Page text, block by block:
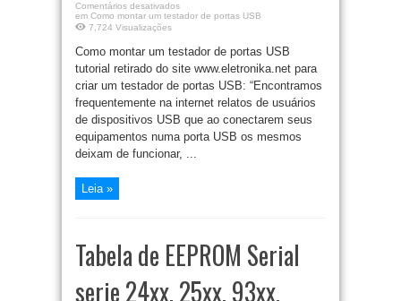
Comentários desativados
em Como montar um testador de portas USB
7,724 Visualizações
Como montar um testador de portas USB
tutorial retirado do site www.eletronika.net para
criar um testador de portas USB: “Encontramos
frequentemente na internet relatos de usuários
de dispositivos USB que ao conectarem seus
equipamentos numa porta USB os mesmos
deixam de funcionar, ...
Leia »
Tabela de EEPROM Serial
serie 24xx, 25xx, 93xx,